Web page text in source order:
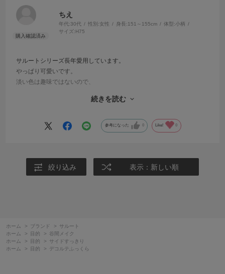
ちえ
年代:30代 性別:女性 身長:151～155cm 体型:小柄
サイズ:H75
サルートシリーズ長年愛用しています。
やっぱり可愛いです。
淡い色は趣味ではないので、
続きを読む
参考になった 0 Like! 0
絞り込み 表示：新しい順
ホーム > ブランド >
サルート
ホーム
> 目的 >
谷間メイク
ホーム
> 目的 >
サイドすっきり
ホーム
> 目的 > デコルテふっくら